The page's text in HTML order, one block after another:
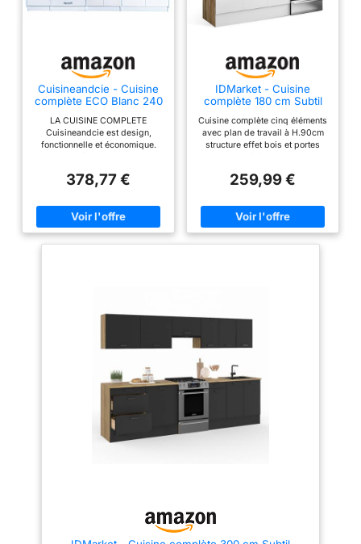
Cuisineandcie - Cuisine
complète ECO Blanc 240
LA CUISINE COMPLETE
Cuisineandcie est design,
fonctionnelle et économique.
dimensions suivantes :
18 mm, Longueur: 240 cm.
RAPPORT QUALITE PRIX
IMBATTABLE : Nos meubles de
cuisine offrent un espace de
ÉLÉGANTES : Avec une façade
ECO offre un rendu moderne et
apporte une esthétique pure et
lumineuse qui s'intègre
parfaitement à votre intérieur,
créant une ambiance épurée et
contemporaine. MATERIAUX
SOLIDES ET DURABLES :
dans le temps. FACILITÉ
378,77 €
IDMarket - Cuisine
complète 180 cm Subtil
Cuisine complète cinq éléments
avec plan de travail à H.90cm
structure effet bois et portes
éléments hauts de 32 cm de
et façades blanches avec
poignée de 11 cm, cuisine ultra
fonctionnelle Structure des
éléments et façades en PB 15
259,99 €